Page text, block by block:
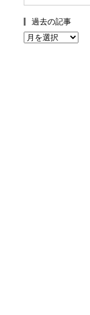
過去の記事